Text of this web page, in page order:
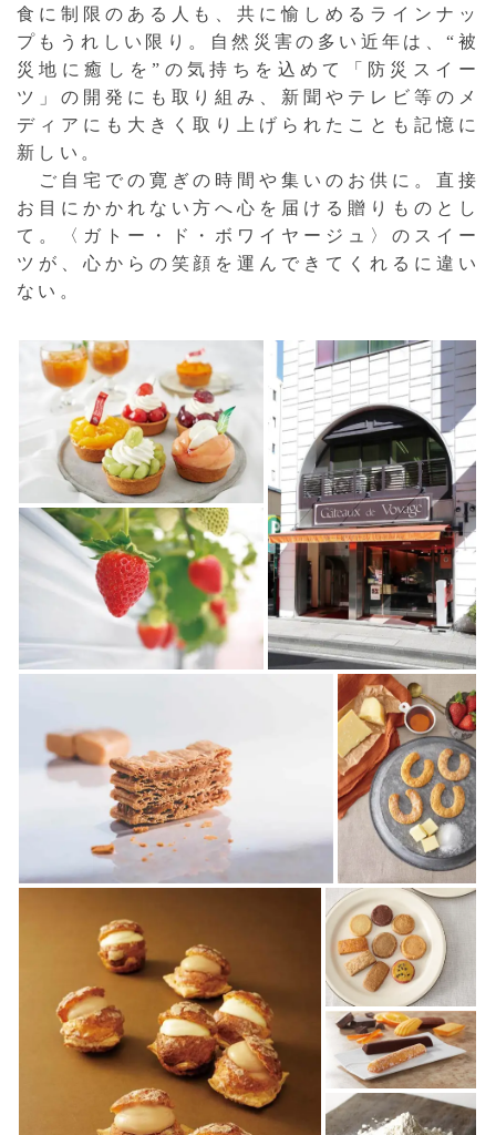
食に制限のある人も、共に愉しめるラインナッ
プもうれしい限り。自然災害の多い近年は、“被
災地に癒しを”の気持ちを込めて「防災スイー
ツ」の開発にも取り組み、新聞やテレビ等のメ
ディアにも大きく取り上げられたことも記憶に
新しい。
ご自宅での寛ぎの時間や集いのお供に。直接
お目にかかれない方へ心を届ける贈りものとし
て。〈ガトー・ド・ボワイヤージュ〉のスイー
ツが、心からの笑顔を運んできてくれるに違い
ない。